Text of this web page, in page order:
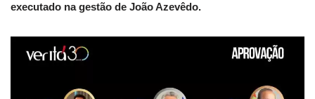
executado na gestão de João Azevêdo.